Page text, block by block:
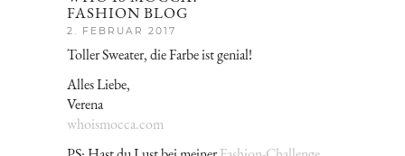
FASHION BLOG
2. FEBRUAR 2017
Toller Sweater, die Farbe ist genial!
Alles Liebe,
Verena
whoismocca.com